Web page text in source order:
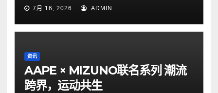
7月 16, 2026 ADMIN
资讯
AAPE × MIZUNO联名系列 潮流
跨界，运动共生